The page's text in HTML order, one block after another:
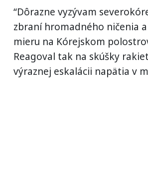
“Dôrazne vyzývam
zbraní hromadného ničenia
mieru na Kórejskom
Reagoval tak na skúšky
výraznej eskalácii napätia v